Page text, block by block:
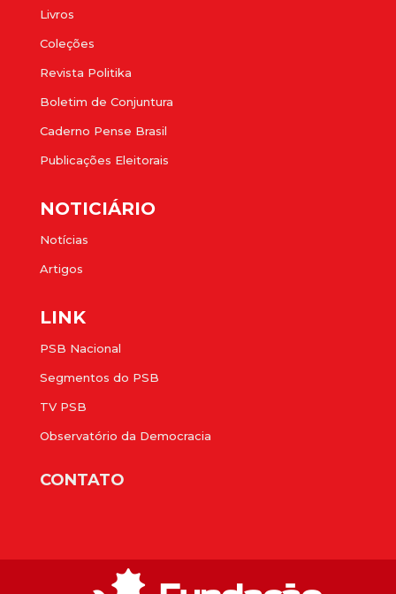
Livros
Coleções
Revista Politika
Boletim de Conjuntura
Caderno Pense Brasil
Publicações Eleitorais
NOTICIÁRIO
Notícias
Artigos
LINK
PSB Nacional
Segmentos do PSB
TV PSB
Observatório da Democracia
CONTATO